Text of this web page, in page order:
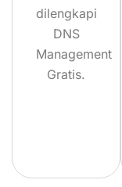
dilengkapi
DNS
Management
Gratis.